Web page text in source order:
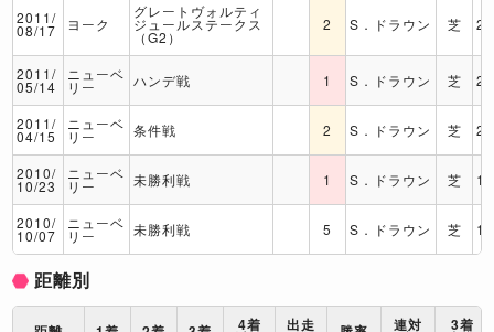
2011/
08/17 ヨーク
グレートヴォルティ
ジュールステークス
（G2）
2 S．ドラウン 芝
2011/
05/14
ニューベ
リー ハンデ戦 1 S．ドラウン 芝
2011/
04/15
ニューベ
リー 条件戦 2 S．ドラウン 芝
2010/
10/23
ニューベ
リー 未勝利戦 1 S．ドラウン 芝
2010/
10/07
ニューベ
リー 未勝利戦 5 S．ドラウン 芝
距離別
4着 出走 連対 3着